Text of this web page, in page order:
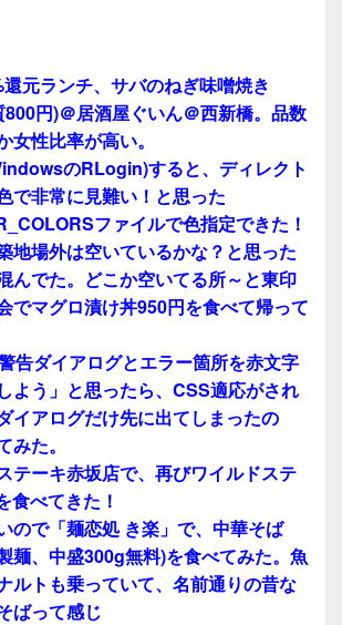
元ランチ、サバのねぎ味噌焼き
円)＠居酒屋ぐいん＠西新橋。品数
女性比率が高い。
のRLogin)すると、ディレクト
で非常に見難い！と思った
ファイルで色指定できた！
地場外は空いているかな？と思った
んでた。どこか空いてる所～と東印
でマグロ漬け丼950円を食べて帰って
告ダイアログとエラー箇所を赤文字
よう」と思ったら、CSS適応がされ
イアログだけ先に出てしまったの
みた。
テーキ赤坂店で、再びワイルドステ
食べてきた！
ので「麺恋処 き楽」で、中華そば
麺、中盛300g無料)を食べてみた。魚
ルトも乗っていて、名前通りの昔な
ばって感じ